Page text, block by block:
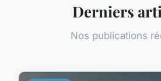
Derniers
Nos publications